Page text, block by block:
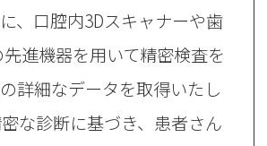
、口腔内3Dスキャナーや歯
進機器を用いて精密検査を
詳細なデータを取得いたし
な診断に基づき、患者さん